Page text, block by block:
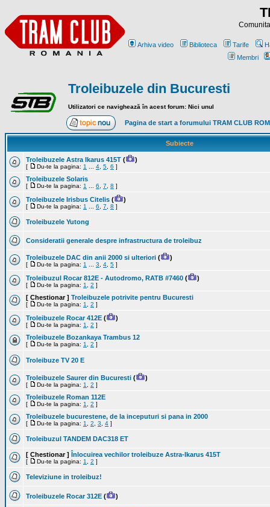
Arhiva video Biblioteca Tarife
Membri
Troleibuzele din Bucuresti
Utilizatori ce navighează în acest forum: Nici unul
Pagina de start a forumului TRAM CLUB
Subiecte
Troleibuzele Astra Ikarus 415T ( )
[ Du-te la pagina: 1 4 5 6 ]
Troleibuzele Solaris
[ Du-te la pagina: 1 6 7 8 ]
Troleibuzele Irisbus Citelis ( )
[ Du-te la pagina: 1 6 7 8 ]
Troleibuzele Yutong
Consideratii generale despre infrastructura de troleibuz
Troleibuzele DAC din anii 2000 si ulteriori ( )
[ Du-te la pagina: 1 3 4 5 ]
Troleibuzul Rocar 812E - Autodromo, RATB #7460 ( )
[ Du-te la pagina: 1 2 ]
[ Chestionar ] Troleibuzele potrivite pentru Bucuresti
[ Du-te la pagina: 1 2 ]
Troleibuzele Rocar 412E ( )
[ Du-te la pagina: 1 2 ]
Troleibuzele Bozankaya Trambus 12
[ Du-te la pagina: 1 2 ]
Troleibuze TV 20 E
Troleibuzele Saurer din Bucuresti ( )
[ Du-te la pagina: 1 2 ]
Troleibuzele Roman 112E
[ Du-te la pagina: 1 2 ]
Troleibuzele bucurestene, de la inceputuri si pana in 2000
[ Du-te la pagina: 1 2 3 4 ]
Troleibuzul TANDEM DAC318 ET
[ Chestionar ] Înlocuirea vechilor troleibuze Astra-Ikarus 415T
[ Du-te la pagina: 1 2 ]
Televiziune in troleibuz!
Troleibuzele Rocar 312E ( )